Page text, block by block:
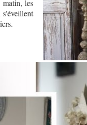
les